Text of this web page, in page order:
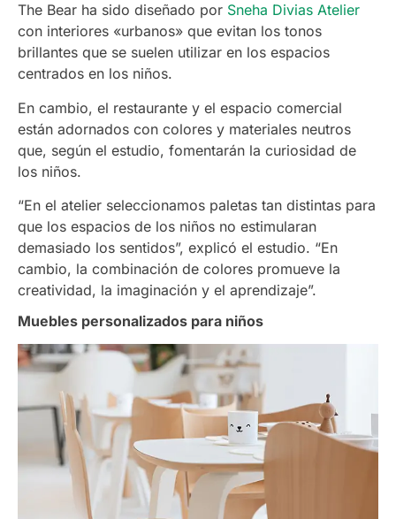
The Bear ha sido diseñado por Sneha Divias Atelier
con interiores «urbanos» que evitan los tonos
brillantes que se suelen utilizar en los espacios
centrados en los niños.
En cambio, el restaurante y el espacio comercial
están adornados con colores y materiales neutros
que, según el estudio, fomentarán la curiosidad de
los niños.
“En el atelier seleccionamos paletas tan distintas para
que los espacios de los niños no estimularan
demasiado los sentidos”, explicó el estudio. “En
cambio, la combinación de colores promueve la
creatividad, la imaginación y el aprendizaje”.
Muebles personalizados para niños